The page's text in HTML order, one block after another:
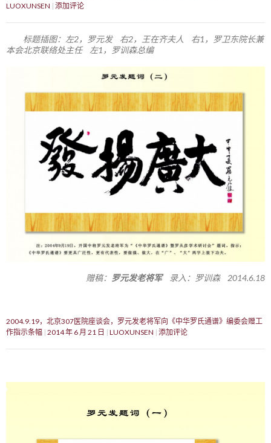
LUOXUNSEN 添加评论
标题插图：左2，罗元发 右2，王在齐夫人 右1，罗卫东院长兼
本会北京联络处主任 左1，罗训森总编
赠稿： 罗元发老将军录入：罗训森 2014.6.18
2004.9.19，北京307医院座谈会，罗元发老将军向《中华罗氏通谱》编委会赠工
作指示条幅 2014 年 6 月 21 日 LUOXUNSEN 添加评论